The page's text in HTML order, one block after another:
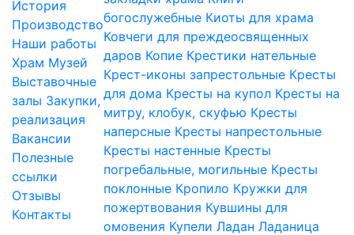
История
Производство
Наши работы
Храм Музей
Выставочные
залы Закупки,
реализация
Вакансии
Полезные
ссылки
Отзывы
Контакты
богослужебные Киоты для храма
Ковчеги для преждеосвященных
даров Копие Крестики нательные
Крест-иконы запрестольные Кресты
для дома Кресты на купол Кресты на
митру, клобук, скуфью Кресты
наперсные Кресты напрестольные
Кресты настенные Кресты
погребальные, могильные Кресты
поклонные Кропило Кружки для
пожертвования Кувшины для
омовения Купели Ладан Ладаница